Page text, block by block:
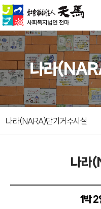
본문 바로가기
나라
나라(NARA)단기거주시설
나라
1박 2